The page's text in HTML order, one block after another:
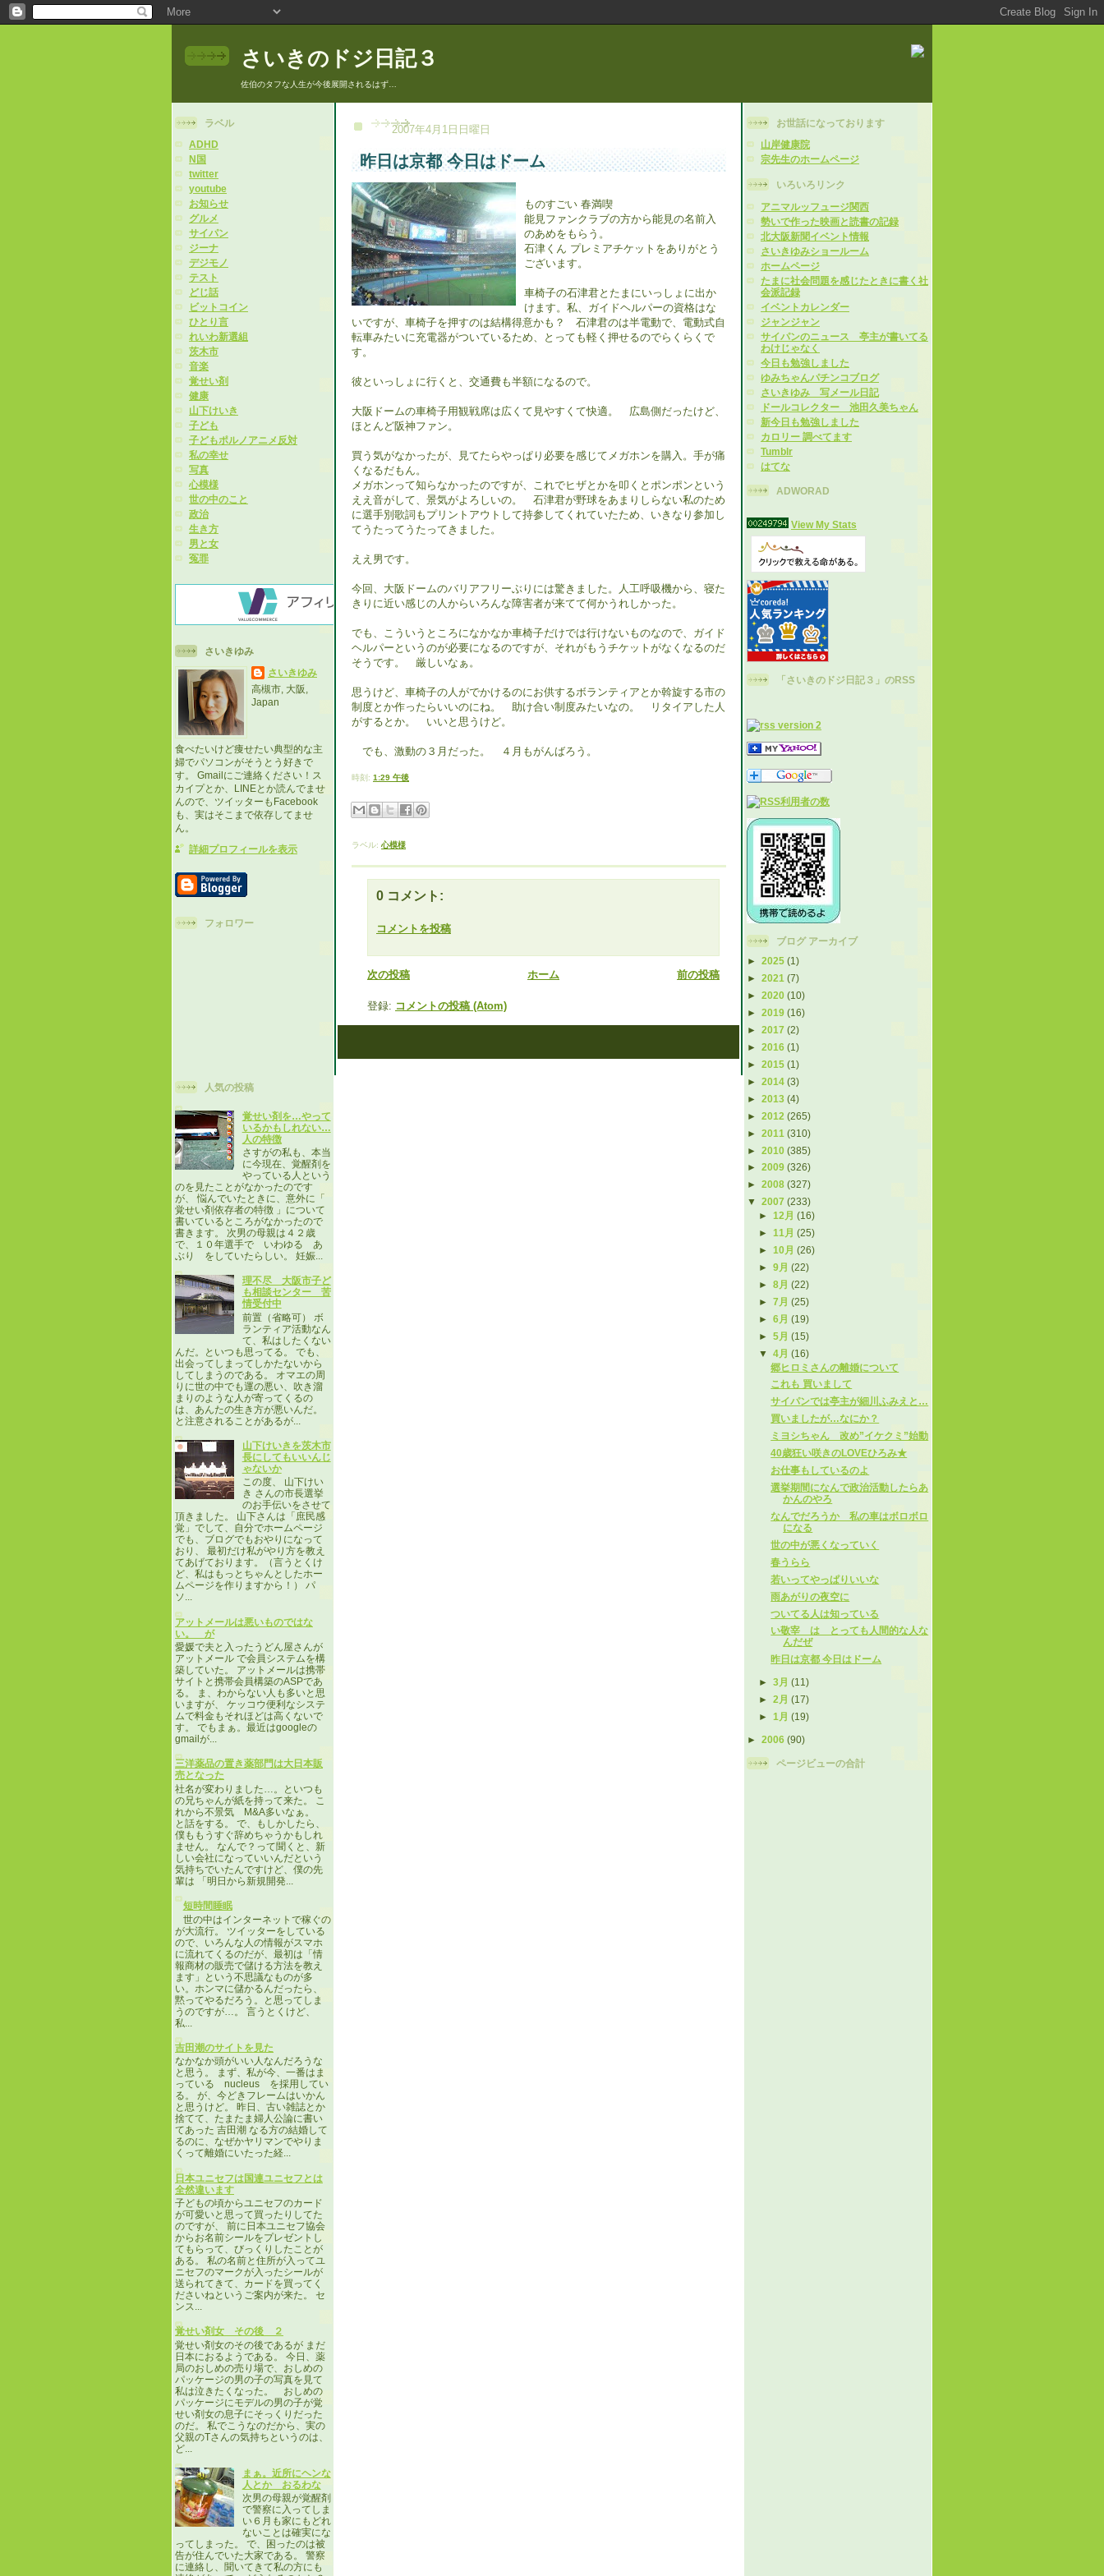
さいきのドジ日記３
佐伯のタフな人生が今後展開されるはず…
ラベル
ADHD
N国
twitter
youtube
お知らせ
グルメ
サイパン
ジーナ
デジモノ
テスト
どじ話
ビットコイン
ひとり言
れいわ新選組
茨木市
音楽
覚せい剤
健康
山下けいき
子ども
子どもポルノアニメ反対
私の幸せ
写真
心模様
世の中のこと
政治
生き方
男と女
冤罪
さいきゆみ
さいきゆみ
高槻市, 大阪,
Japan
食べたいけど痩せたい典型的な主
婦でパソコンがそうとう好きで
す。 Gmailにご連絡ください！ス
カイプとか、LINEとか読んでませ
んので、ツイッターもFacebook
も、実はそこまで依存してませ
ん。
詳細プロフィールを表示
フォロワー
人気の投稿
覚せい剤を…やって
いるかもしれない…
人の特徴
さすがの私も、本当
に今現在、覚醒剤を
やっている人という
のを見たことがなかったのです
が、 悩んでいたときに、意外に「
覚せい剤依存者の特徴 」について
書いているところがなかったので
書きます。 次男の母親は４２歳
で、１０年選手で いわゆる あ
ぶり をしていたらしい。 妊娠...
理不尽 大阪市子ど
も相談センター 苦
情受付中
前置（省略可） ボ
ランティア活動なん
て、私はしたくない
んだ。といつも思ってる。 でも、
出会ってしまってしかたないから
してしまうのである。 オマエの周
りに世の中でも運の悪い、吹き溜
まりのような人が寄ってくるの
は、あんたの生き方が悪いんだ。
と注意されることがあるが...
山下けいきを茨木市
長にしてもいいんじ
ゃないか
この度、 山下けい
き さんの市長選挙
のお手伝いをさせて
頂きました。 山下さんは「庶民感
覚」でして、自分でホームページ
でも、ブログでもおやりになって
おり、 最初だけ私がやり方を教え
てあげております。（言うとくけ
ど、私はもっとちゃんとしたホー
ムページを作りますから！） パ
ソ...
アットメールは悪いものではな
い。 が
愛媛で夫と入ったうどん屋さんが
アットメール で会員システムを構
築していた。 アットメールは携帯
サイトと携帯会員構築のASPであ
る。 ま、わからない人も多いと思
いますが、 ケッコウ便利なシステ
ムで料金もそれほどは高くないで
す。 でもまぁ。最近はgoogleの
gmailが...
三洋薬品の置き薬部門は大日本販
売となった
社名が変わりました…。といつも
の兄ちゃんが紙を持って来た。 こ
れから不景気 M&A多いなぁ。
と話をする。 で、もしかしたら、
僕ももうすぐ辞めちゃうかもしれ
ません。 なんで？って聞くと、新
しい会社になっていいんだという
気持ちでいたんですけど、僕の先
輩は 「明日から新規開発...
短時間睡眠
世の中はインターネットで稼ぐの
が大流行。 ツイッターをしている
ので、いろんな人の情報がスマホ
に流れてくるのだが、最初は「情
報商材の販売で儲ける方法を教え
ます」という不思議なものが多
い。ホンマに儲かるんだったら、
黙ってやるだろう。と思ってしま
うのですが…。 言うとくけど、
私...
吉田潮のサイトを見た
なかなか頭がいい人なんだろうな
と思う。 まず、私が今、一番はま
っている nucleus を採用してい
る。 が、今どきフレームはいかん
と思うけど。 昨日、古い雑誌とか
捨てて、たまたま婦人公論に書い
てあった 吉田潮 なる方の結婚して
るのに、なぜかヤリマンでやりま
くって離婚にいたった経...
日本ユニセフは国連ユニセフとは
全然違います
子どもの頃からユニセフのカード
が可愛いと思って買ったりしてた
のですが、 前に日本ユニセフ協会
からお名前シールをプレゼントし
てもらって、びっくりしたことが
ある。 私の名前と住所が入ってユ
ニセフのマークが入ったシールが
送られてきて、カードを買ってく
ださいねというご案内が来た。 セ
ンス...
覚せい剤女 その後 ２
覚せい剤女のその後であるが まだ
日本におるようである。 今日、薬
局のおしめの売り場で、おしめの
パッケージの男の子の写真を見て
私は泣きたくなった。 おしめの
パッケージにモデルの男の子が覚
せい剤女の息子にそっくりだった
のだ。 私でこうなのだから、実の
父親のTさんの気持ちというのは、
ど...
まぁ。近所にヘンな
人とか おるわな
次男の母親が覚醒剤
で警察に入ってしま
い６月も家にもどれ
ないことは確実にな
ってしまった。 で、困ったのは被
告が住んでいた大家である。 警察
に連絡し、聞いてきて私の方にも
お世話になっております
山岸健康院
宗先生のホームページ
いろいろリンク
アニマルッフュージ関西
勢いで作った映画と読書の記録
北大阪新聞イベント情報
さいきゆみショールーム
ホームページ
たまに社会問題を感じたときに書く社
会派記録
イベントカレンダー
ジャンジャン
サイパンのニュース 亭主が書いてる
わけじゃなく
今日も勉強しました
ゆみちゃんパチンコブログ
さいきゆみ 写メール日記
ドールコレクター 池田久美ちゃん
新今日も勉強しました
カロリー 調べてます
Tumblr
はてな
ADWORAD
View My Stats
「さいきのドジ日記３」のRSS
ブログ アーカイブ
► 2025 (1)
► 2021 (7)
► 2020 (10)
► 2019 (16)
► 2017 (2)
► 2016 (1)
► 2015 (1)
► 2014 (3)
► 2013 (4)
► 2012 (265)
► 2011 (310)
► 2010 (385)
► 2009 (326)
► 2008 (327)
▼ 2007 (233)
►12月(16)
►11月(25)
►10月(26)
►9月(22)
►8月(22)
►7月(25)
►6月(19)
►5月(15)
▼4月(16)
郷ヒロミさんの離婚について
これも 買いまして
サイパンでは亭主が細川ふみえと…
買いましたが…なにか？
ミヨシちゃん 改め”イケクミ”始動
40歳狂い咲きのLOVEひろみ★
お仕事もしているのよ
選挙期間になんで政治活動したらあ
かんのやろ
なんでだろうか 私の車はボロボロ
になる
世の中が悪くなっていく
春うらら
若いってやっぱりいいな
雨あがりの夜空に
ついてる人は知っている
い敬宰 は とっても人間的な人な
んだぜ
昨日は京都 今日はドーム
►3月(11)
►2月(17)
►1月(19)
► 2006 (90)
ページビューの合計
2007年4月1日日曜日
昨日は京都 今日はドーム
ものすごい 春満喫
能見ファンクラブの方から能見の名前入
のあめをもらう。
石津くん プレミアチケットをありがとう
ございます。
車椅子の石津君とたまにいっしょに出か
けます。私、ガイドヘルパーの資格はな
いですが、車椅子を押すのは結構得意かも？ 石津君のは半電動で、電動式自
転車みたいに充電器がついているため、とっても軽く押せるのでらくらくで
す。
彼といっしょに行くと、交通費も半額になるので。
大阪ドームの車椅子用観戦席は広くて見やすくて快適。 広島側だったけど、
ほとんど阪神ファン。
買う気がなかったが、見てたらやっぱり必要を感じてメガホンを購入。手が痛
くなるだもん。
メガホンって知らなかったのですが、これでヒザとかを叩くとポンポンという
ええ音がして、景気がよろしいの。 石津君が野球をあまりしらない私のため
に選手別歌詞もプリントアウトして持参してくれていたため、いきなり参加し
てうたってうたってきました。
ええ男です。
今回、大阪ドームのバリアフリーぶりには驚きました。人工呼吸機から、寝た
きりに近い感じの人からいろんな障害者が来てて何かうれしかった。
でも、こういうところになかなか車椅子だけでは行けないものなので、ガイド
ヘルパーというのが必要になるのですが、それがもうチケットがなくなるのだ
そうです。 厳しいなぁ。
思うけど、車椅子の人がでかけるのにお供するボランティアとか斡旋する市の
制度とか作ったらいいのにね。 助け合い制度みたいなの。 リタイアした人
がするとか。 いいと思うけど。
でも、激動の３月だった。 ４月もがんばろう。
時刻: 1:29 午後
ラベル: 心模様
0 コメント:
コメントを投稿
次の投稿 前の投稿
ホーム
登録: コメントの投稿 (Atom)